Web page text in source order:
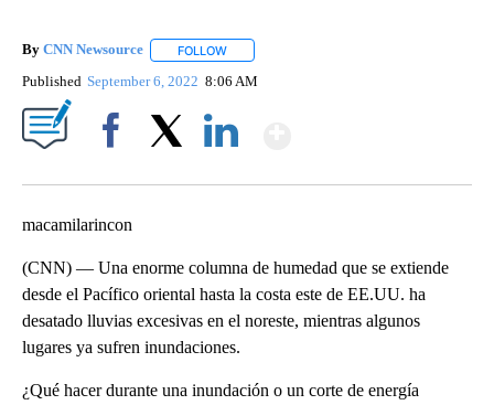
By CNN Newsource FOLLOW
Published September 6, 2022 8:06 AM
macamilarincon
(CNN) — Una enorme columna de humedad que se extiende
desde el Pacífico oriental hasta la costa este de EE.UU. ha
desatado lluvias excesivas en el noreste, mientras algunos
lugares ya sufren inundaciones.
¿Qué hacer durante una inundación o un corte de energía